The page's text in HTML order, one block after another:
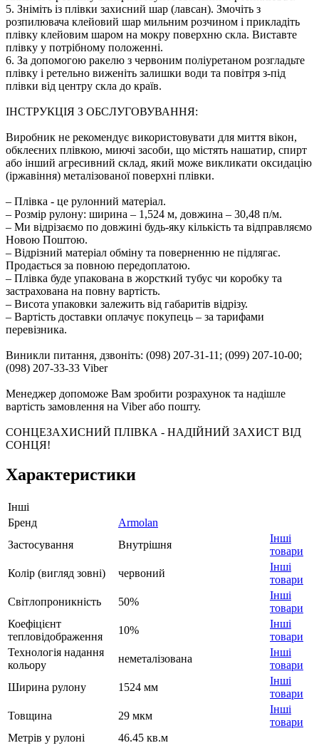
5. Зніміть із плівки захисний шар (лавсан). Змочіть з
розпилювача клейовий шар мильним розчином і прикладіть
плівку клейовим шаром на мокру поверхню скла. Виставте
плівку у потрібному положенні.
6. За допомогою ракелю з червоним поліуретаном розгладьте
плівку і ретельно виженіть залишки води та повітря з-під
плівки від центру скла до країв.
ІНСТРУКЦІЯ З ОБСЛУГОВУВАННЯ:
Виробник не рекомендує використовувати для миття вікон,
обклеєних плівкою, миючі засоби, що містять нашатир, спирт
або інший агресивний склад, який може викликати оксидацію
(іржавіння) металізованої поверхні плівки.
– Плівка - це рулонний матеріал.
– Розмір рулону: ширина – 1,524 м, довжина – 30,48 п/м.
– Ми відрізаємо по довжині будь-яку кількість та відправляємо
Новою Поштою.
– Відрізний матеріал обміну та поверненню не підлягає.
Продається за повною передоплатою.
– Плівка буде упакована в жорсткий тубус чи коробку та
застрахована на повну вартість.
– Висота упаковки залежить від габаритів відрізу.
– Вартість доставки оплачує покупець – за тарифами
перевізника.
Виникли питання, дзвоніть: (098) 207-31-11; (099) 207-10-00;
(098) 207-33-33 Viber
Менеджер допоможе Вам зробити розрахунок та надішле
вартість замовлення на Viber або пошту.
СОНЦЕЗАХИСНИЙ ПЛІВКА - НАДІЙНИЙ ЗАХИСТ ВІД
СОНЦЯ!
Характеристики
Інші
Бренд
Armolan
Застосування
Внутрішня
Інші
товари
Колір (вигляд зовні)
червоний
Інші
товари
Світлопроникність
50%
Інші
товари
Коефіцієнт
тепловідображення
10%
Інші
товари
Технологія надання
кольору
неметалізована
Інші
товари
Ширина рулону
1524 мм
Інші
товари
Товщина
29 мкм
Інші
товари
Метрів у рулоні
46.45 кв.м